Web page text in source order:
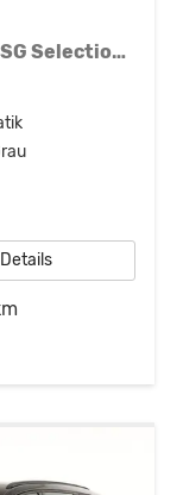
1.5 TSI mHEV 110 kW Selection DSG Selection, AHK, Navi, Side, Kamera, Winter, 4 J.- Garantie
Details